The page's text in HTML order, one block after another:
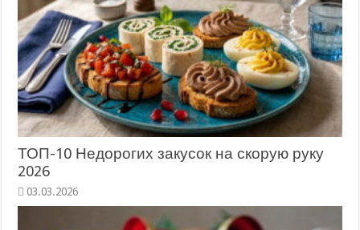
ТОП-10 Недорогих закусок на скорую руку
2026